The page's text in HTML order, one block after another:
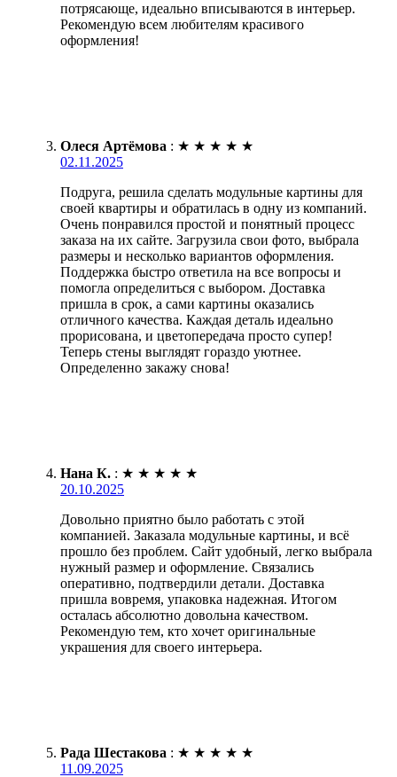
потрясающе, идеально вписываются в интерьер.
Рекомендую всем любителям красивого
оформления!
Олеся Артёмова : ★ ★ ★ ★ ★
02.11.2025
Подруга, решила сделать модульные картины для
своей квартиры и обратилась в одну из компаний.
Очень понравился простой и понятный процесс
заказа на их сайте. Загрузила свои фото, выбрала
размеры и несколько вариантов оформления.
Поддержка быстро ответила на все вопросы и
помогла определиться с выбором. Доставка
пришла в срок, а сами картины оказались
отличного качества. Каждая деталь идеально
прорисована, и цветопередача просто супер!
Теперь стены выглядят гораздо уютнее.
Определенно закажу снова!
Нана К. : ★ ★ ★ ★ ★
20.10.2025
Довольно приятно было работать с этой
компанией. Заказала модульные картины, и всё
прошло без проблем. Сайт удобный, легко выбрала
нужный размер и оформление. Связались
оперативно, подтвердили детали. Доставка
пришла вовремя, упаковка надежная. Итогом
осталась абсолютно довольна качеством.
Рекомендую тем, кто хочет оригинальные
украшения для своего интерьера.
Рада Шестакова : ★ ★ ★ ★ ★
11.09.2025